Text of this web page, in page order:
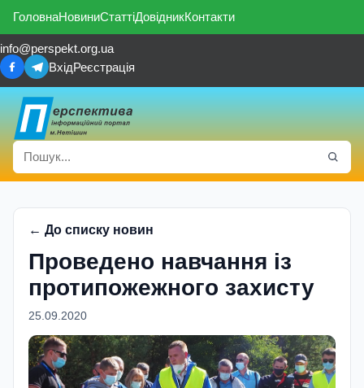
ГоловнаНовиниСтаттіДовідникКонтакти
info@perspekt.org.ua
ВхідРеєстрація
← До списку новин
Проведено навчання із
протипожежного захисту
25.09.2020